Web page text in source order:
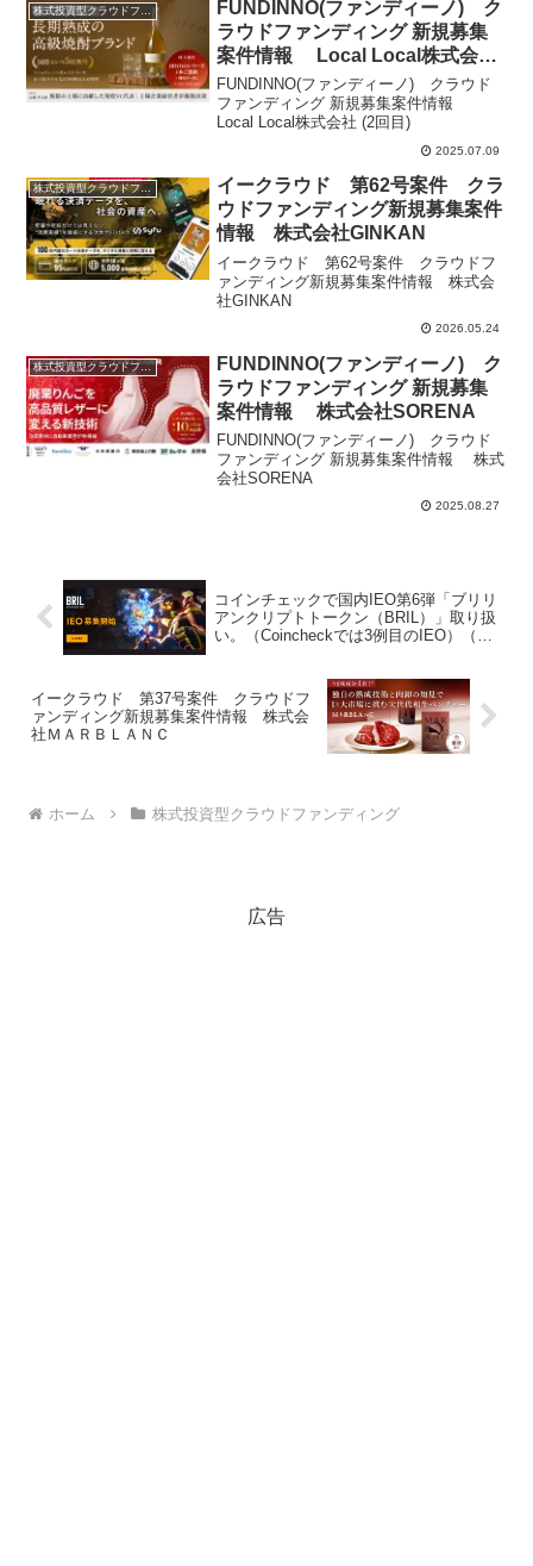
株式投資型クラウドファンディング
FUNDINNO(ファンディーノ) ク
ラウドファンディング 新規募集
案件情報 Local Local株式会社
(2回目)
FUNDINNO(ファンディーノ) クラウド
ファンディング 新規募集案件情報
Local Local株式会社 (2回目)
2025.07.09
株式投資型クラウドファンディング
イークラウド 第62号案件 クラ
ウドファンディング新規募集案件
情報 株式会社GINKAN
イークラウド 第62号案件 クラウドフ
ァンディング新規募集案件情報 株式会
社GINKAN
2026.05.24
株式投資型クラウドファンディング
FUNDINNO(ファンディーノ) ク
ラウドファンディング 新規募集
案件情報 株式会社SORENA
FUNDINNO(ファンディーノ) クラウド
ファンディング 新規募集案件情報 株式
会社SORENA
2025.08.27
コインチェックで国内IEO第6弾「ブリリ
アンクリプトトークン（BRIL）」取り扱
い。（Coincheckでは3例目のIEO）（上
イークラウド 第37号案件 クラウドフ
ァンディング新規募集案件情報 株式会
社ＭＡＲＢＬＡＮＣ
ホーム 株式投資型クラウドファンディング
広告